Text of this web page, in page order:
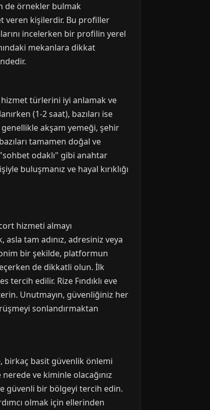
de örnekler bulmak
veren kişilerdir. Bu profiller
incelerken bir profilin yerel
mekanlara dikkat
hizmet türlerini iyi anlamak ve
(1-2 saat), bazıları ise
genellikle akşam yemeği, şehir
tamamen doğal ve
odaklı" gibi anahtar
buluşmanız ve hayal kırıklığı
hizmeti almayı
tam adınız, adresiniz veya
bir şekilde, platformun
de dikkatli olun. İlk
edilir. Rize Fındıklı eve
Unutmayın, güvenliğiniz her
sonlandırmaktan
birkaç basit güvenlik önlemi
ve kiminle olacağınız
güvenli bir bölgeyi tercih edin.
olmak için ellerinden